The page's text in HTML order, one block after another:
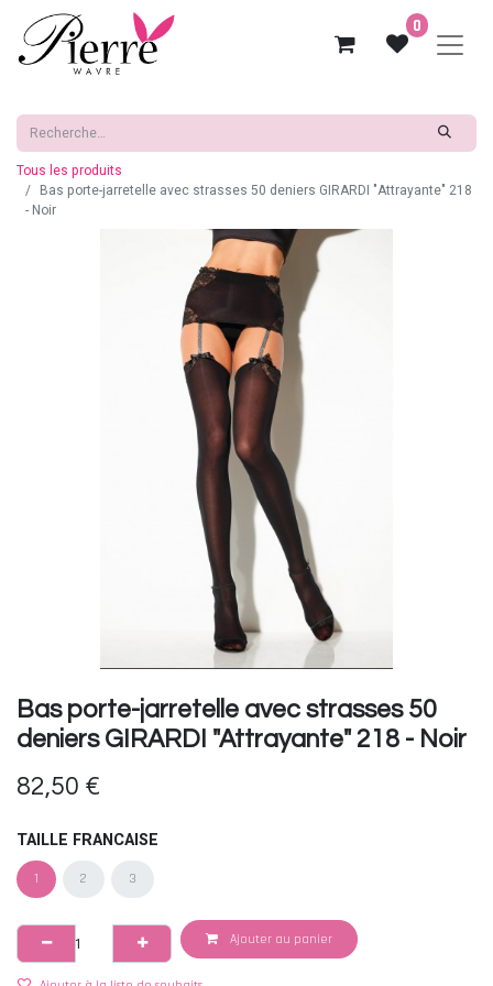
0
Tous les produits
Bas porte-jarretelle avec strasses 50 deniers GIRARDI "Attrayante" 218
- Noir
Bas porte-jarretelle avec strasses 50
deniers GIRARDI "Attrayante" 218 - Noir
82,50 €
TAILLE FRANCAISE
1 2 3
Ajouter au panier